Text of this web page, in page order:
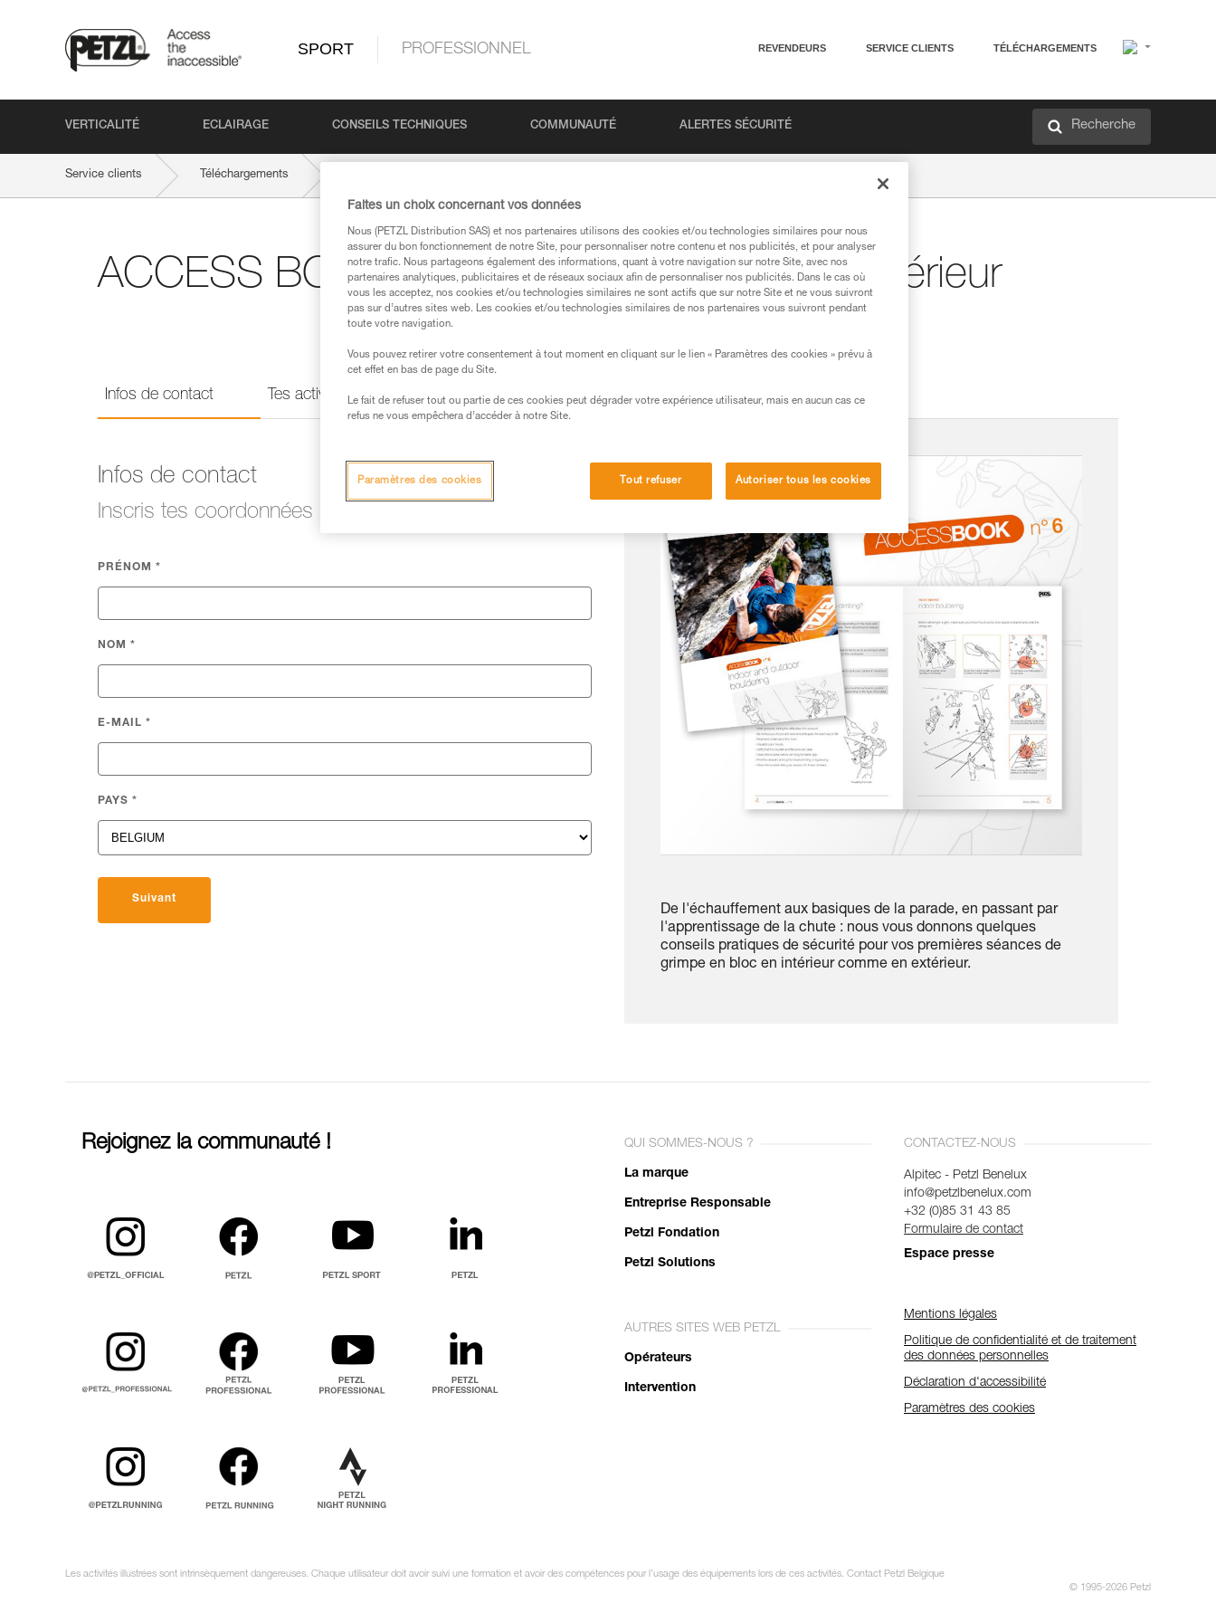
SPORT PROFESSIONNEL REVENDEURS SERVICE CLIENTS TÉLÉCHARGEMENTS
VERTICALITÉ ECLAIRAGE CONSEILS TECHNIQUES COMMUNAUTÉ ALERTES SÉCURITÉ Recherche
Service clients Téléchargements
ACCESS BOOK n°6 : Bloc en intérieur et extérieur
Infos de contact Tes activités Langue
Infos de contact
Inscris tes coordonnées
PRÉNOM *
NOM *
E-MAIL *
PAYS *
Suivant
De l'échauffement aux basiques de la parade, en passant par
l'apprentissage de la chute : nous vous donnons quelques
conseils pratiques de sécurité pour vos premières séances de
grimpe en bloc en intérieur comme en extérieur.
Rejoignez la communauté ! QUI SOMMES-NOUS ?
La marque
Entreprise Responsable
Petzl Fondation
Petzl Solutions
AUTRES SITES WEB PETZL
Opérateurs
Intervention
CONTACTEZ-NOUS
Alpitec - Petzl Benelux
info@petzlbenelux.com
+32 (0)85 31 43 85
Formulaire de contact
Espace presse
Mentions légales
Politique de confidentialité et de traitement
des données personnelles
Déclaration d'accessibilité
Paramètres des cookies
Les activités illustrées sont intrinsèquement dangereuses. Chaque utilisateur doit avoir suivi une formation et avoir des compétences pour l’usage des équipements lors de ces activités. Contact Petzl Belgique
© 1995-2026 Petzl
Faites un choix concernant vos données
Nous (PETZL Distribution SAS) et nos partenaires utilisons des cookies et/ou technologies similaires pour nous
assurer du bon fonctionnement de notre Site, pour personnaliser notre contenu et nos publicités, et pour analyser
notre trafic. Nous partageons également des informations, quant à votre navigation sur notre Site, avec nos
partenaires analytiques, publicitaires et de réseaux sociaux afin de personnaliser nos publicités. Dans le cas où
vous les acceptez, nos cookies et/ou technologies similaires ne sont actifs que sur notre Site et ne vous suivront
pas sur d’autres sites web. Les cookies et/ou technologies similaires de nos partenaires vous suivront pendant
toute votre navigation.
Vous pouvez retirer votre consentement à tout moment en cliquant sur le lien « Paramètres des cookies » prévu à
cet effet en bas de page du Site.
Le fait de refuser tout ou partie de ces cookies peut dégrader votre expérience utilisateur, mais en aucun cas ce
refus ne vous empêchera d’accéder à notre Site.
Tout refuser Autoriser tous les cookies
Paramètres des cookies